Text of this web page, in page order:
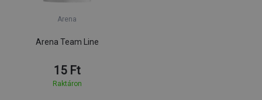
Arena
Arena Team Line
15 Ft
Raktáron